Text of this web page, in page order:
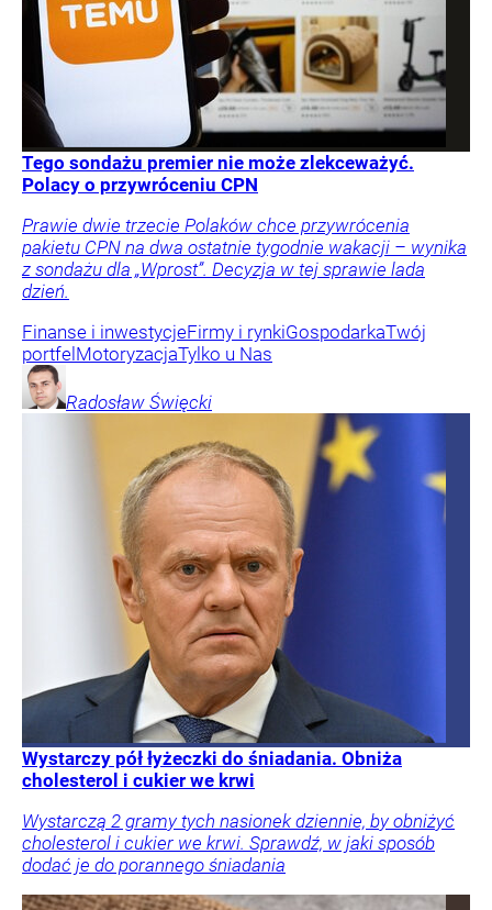
Tego sondażu premier nie może zlekceważyć.
Polacy o przywróceniu CPN
Prawie dwie trzecie Polaków chce przywrócenia
pakietu CPN na dwa ostatnie tygodnie wakacji – wynika
z sondażu dla „Wprost”. Decyzja w tej sprawie lada
dzień.
Finanse i inwestycjeFirmy i rynkiGospodarkaTwój
portfelMotoryzacjaTylko u Nas
Radosław Święcki
Wystarczy pół łyżeczki do śniadania. Obniża
cholesterol i cukier we krwi
Wystarczą 2 gramy tych nasionek dziennie, by obniżyć
cholesterol i cukier we krwi. Sprawdź, w jaki sposób
dodać je do porannego śniadania